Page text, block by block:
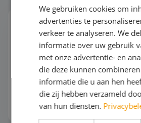
Bouw & Architectuur
Bouw en architectuur vertellen
een stad, een cultuur en de
met studenten bouwkunde,
techniek op reis gaat, overal in
iconische...
Bekijk het thema
We gebruiken cookies om
advertenties te
verkeer te analyseren. We
informatie over uw gebruik
met onze advertentie- en
die deze kunnen
informatie die u aan hen
die zij hebben verzameld
van hun diensten.